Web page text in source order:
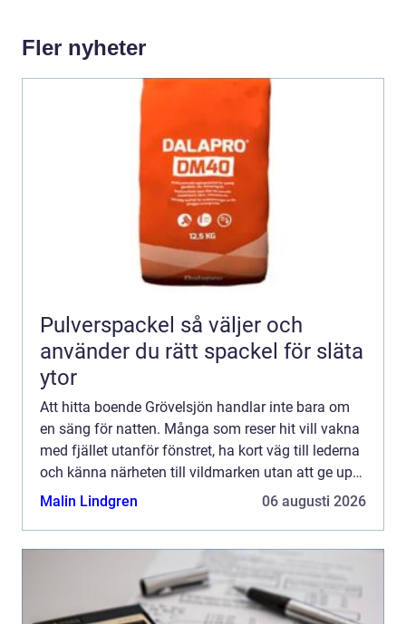
Fler nyheter
Pulverspackel så väljer och
använder du rätt spackel för släta
ytor
Att hitta boende Grövelsjön handlar inte bara om
en säng för natten. Många som reser hit vill vakna
med fjället utanför fönstret, ha kort väg till lederna
och känna närheten till vildmarken utan att ge upp
bekvämligheten. Grövelsjön erbjuder en ovanl...
Malin Lindgren 06 augusti 2026